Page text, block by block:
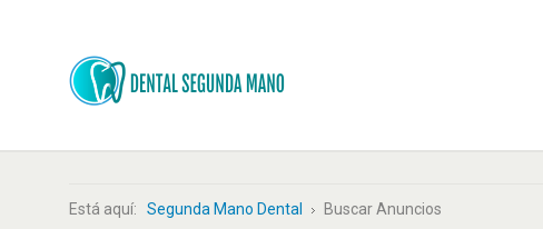
Está aquí: Segunda Mano Dental Buscar Anuncios